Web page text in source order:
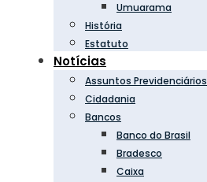
Umuarama
História
Estatuto
Notícias
Assuntos Previdenciários
Cidadania
Bancos
Banco do Brasil
Bradesco
Caixa